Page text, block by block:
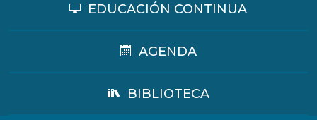
EDUCACIÓN CONTINUA
AGENDA
BIBLIOTECA